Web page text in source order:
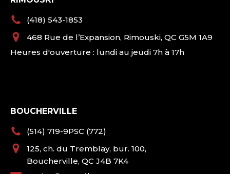
(418) 543-1853
468 Rue de l’Expansion, Rimouski, QC G5M 1A9
Heures d'ouverture : lundi au jeudi 7h à 17h
BOUCHERVILLE
(514) 719-9PSC (772)
125, ch. du Tremblay, bur. 100,
Boucherville, QC J4B 7K4